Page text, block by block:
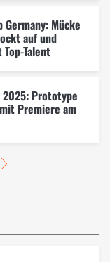
Mücke
auf und
Talent
Prototype
Premiere am